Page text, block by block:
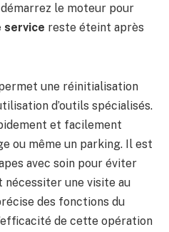
le moteur pour
service reste éteint après
une réinitialisation
d’outils spécialisés.
et facilement
ou même un parking. Il est
avec soin pour éviter
une visite au
des fonctions du
de cette opération